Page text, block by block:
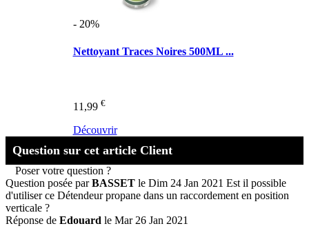
- 20%
Nettoyant Traces Noires 500ML ...
11,99 €
Découvrir
Question sur cet article Client
Poser votre question ?
Question posée parBASSET le Dim 24 Jan 2021 Est il possible
d'utiliser ce Détendeur propane dans un raccordement en position
verticale ?
Réponse de Edouard le Mar 26 Jan 2021